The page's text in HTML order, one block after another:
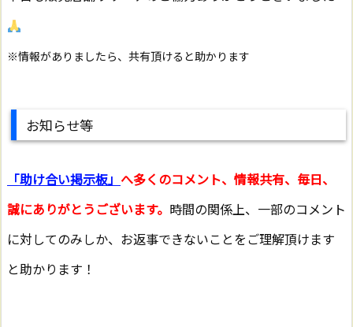
※情報がありましたら、共有頂けると助かります
お知らせ等
「助け合い掲示板」 へ多くのコメント、情報共有、毎日、
誠にありがとうございます。 時間の関係上、一部のコメント
に対してのみしか、お返事できないことをご理解頂けます
と助かります！